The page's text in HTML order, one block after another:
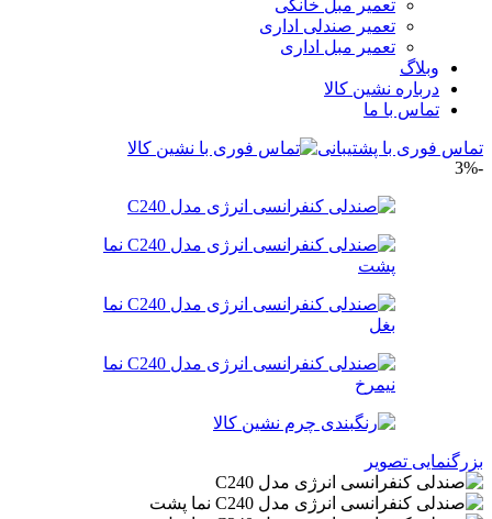
تعمیر مبل خانگی
تعمیر صندلی اداری
تعمیر مبل اداری
وبلاگ
درباره نشین کالا
تماس با ما
تماس فوری با پشتیبانی
-3%
بزرگنمایی تصویر